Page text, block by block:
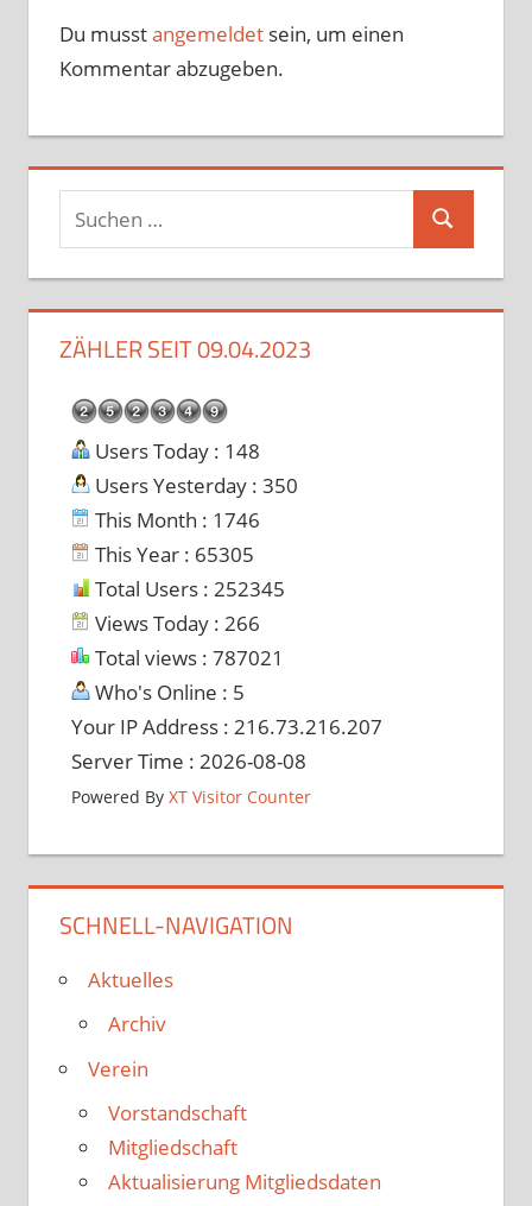
Du musstangemeldetsein, um einen
Kommentar abzugeben.
Suchen
nach:
Suchen
ZÄHLER SEIT 09.04.2023
Users Today : 148
Users Yesterday : 350
This Month : 1746
This Year : 65305
Total Users : 252345
Views Today : 266
Total views : 787021
Who's Online : 5
Your IP Address : 216.73.216.207
Server Time : 2026-08-08
Powered By XT Visitor Counter
SCHNELL-NAVIGATION
Aktuelles
Archiv
Verein
Vorstandschaft
Mitgliedschaft
Aktualisierung Mitgliedsdaten